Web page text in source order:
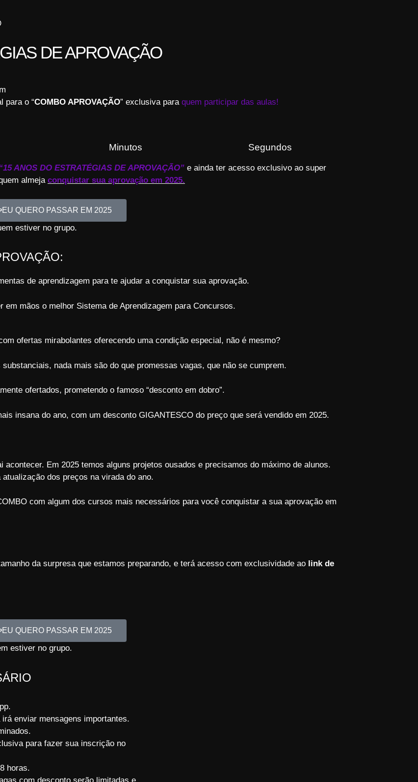
DE APROVAÇÃO
para o “COMBO APROVAÇÃO” exclusiva para quem participar das aulas!
Minutos Segundos
ANOS DO ESTRATÉGIAS DE APROVAÇÃO” e ainda ter acesso exclusivo ao super
almeja conquistar sua aprovação em 2025.
EU QUERO PASSAR EM 2025
estiver no grupo.
de aprendizagem para te ajudar a conquistar sua aprovação.
mãos o melhor Sistema de Aprendizagem para Concursos.
ofertas mirabolantes oferecendo uma condição especial, não é mesmo?
nada mais são do que promessas vagas, que não se cumprem.
ofertados, prometendo o famoso “desconto em dobro”.
insana do ano, com um desconto GIGANTESCO do preço que será vendido em 2025.
Em 2025 temos alguns projetos ousados e precisamos do máximo de alunos.
dos preços na virada do ano.
com algum dos cursos mais necessários para você conquistar a sua aprovação em
da surpresa que estamos preparando, e terá acesso com exclusividade ao link de
EU QUERO PASSAR EM 2025
estiver no grupo.
enviar mensagens importantes.
para fazer sua inscrição no
horas.
com desconto serão limitadas e